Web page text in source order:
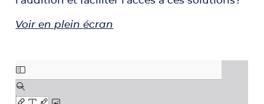
Voir en plein écran